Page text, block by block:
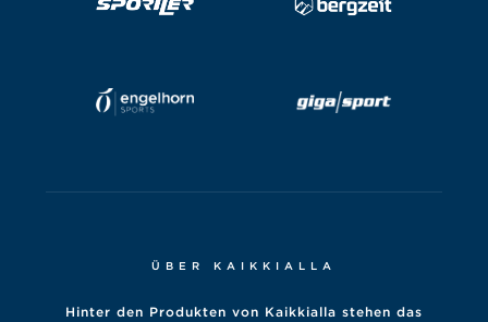
ÜBER KAIKKIALLA
Hinter den Produkten von Kaikkialla stehen das